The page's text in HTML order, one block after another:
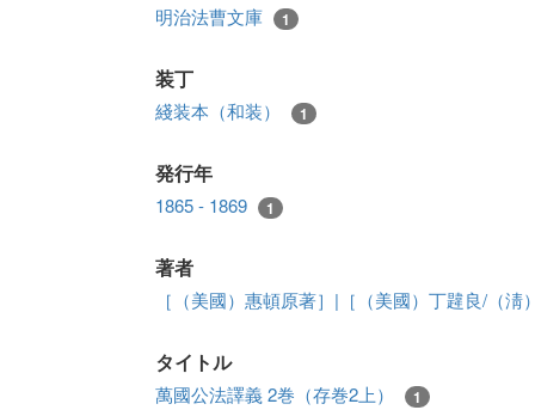
明治法曹文庫 1
装丁
綫装本（和装） 1
発行年
1865 - 1869 1
著者
［（美國）惠頓原著］|［（美國）丁韙良/（
タイトル
萬國公法譯義 2巻（存巻2上） 1